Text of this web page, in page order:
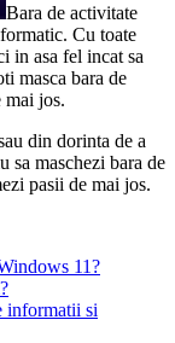
Bara de activitate
Cu toate
in asa fel incat sa
masca bara de
mai jos.
din dorinta de a
sa maschezi bara de
pasii de mai jos.
11?
informatii si